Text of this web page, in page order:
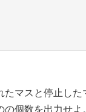
たマスと停止した
個数を出力せよ。